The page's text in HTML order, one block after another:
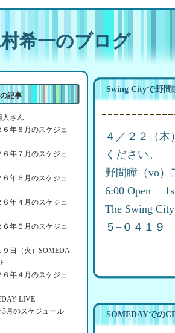
希一のブログ
記事
人さん
６年８月のスケジュ
６年７月のスケジュ
６年６月のスケジュ
６年４月のスケジュ
６年５月のスケジュ
９日（火）SOMEDA
６年４月のスケジュ
LIVE
3月のスケジュール
Swing Cityで野間
４／２２（
ください。
野間瞳（vo）
6:00 Open
The Swing
５−０４１９
SOMEDAYでの